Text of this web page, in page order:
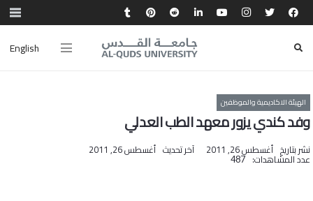
English
الهيئة الاكاديمية والموظفين
وفد كندي يزور معهد الطب العدلي
نشر بتاريخ أغسطس 26, 2011 آخر تحديث أغسطس 26, 2011
عدد المشاهدات: 487